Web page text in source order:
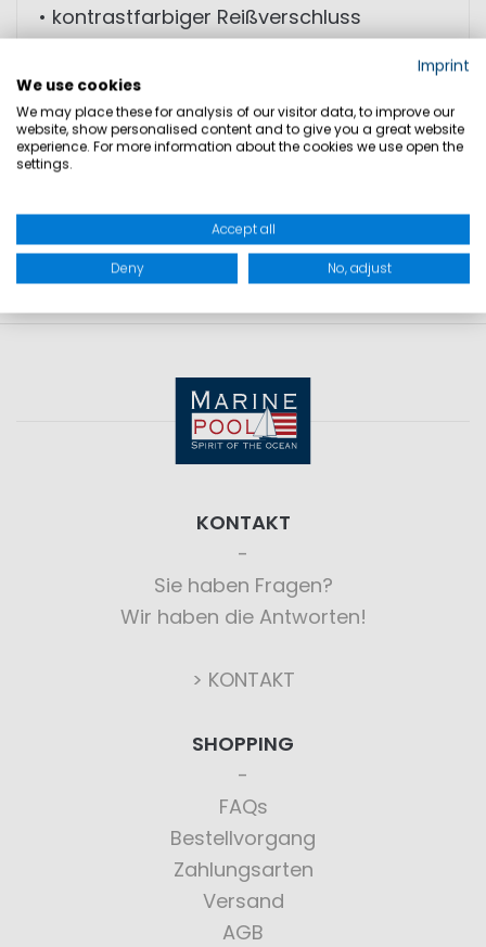
• kontrastfarbiger Reißverschluss
• weich und bequem
GRÖSSEN
KONTAKT
Sie haben Fragen?
Wir haben die Antworten!
> KONTAKT
SHOPPING
FAQs
Bestellvorgang
Zahlungsarten
Versand
AGB
Imprint
We use cookies
We may place these for analysis of our visitor data, to improve our
website, show personalised content and to give you a great website
experience. For more information about the cookies we use open the
settings.
Accept all
Deny No, adjust